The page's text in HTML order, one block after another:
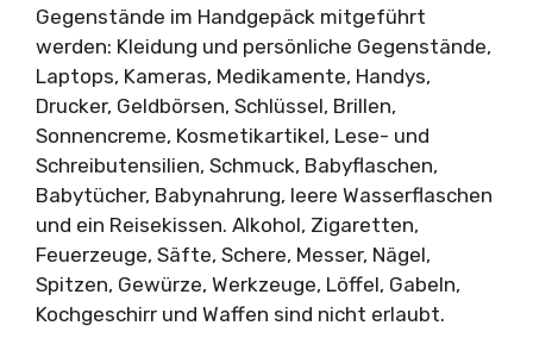
Gegenstände im Handgepäck mitgeführt
werden: Kleidung und persönliche Gegenstände,
Laptops, Kameras, Medikamente, Handys,
Drucker, Geldbörsen, Schlüssel, Brillen,
Sonnencreme, Kosmetikartikel, Lese- und
Schreibutensilien, Schmuck, Babyflaschen,
Babytücher, Babynahrung, leere Wasserflaschen
und ein Reisekissen. Alkohol, Zigaretten,
Feuerzeuge, Säfte, Schere, Messer, Nägel,
Spitzen, Gewürze, Werkzeuge, Löffel, Gabeln,
Kochgeschirr und Waffen sind nicht erlaubt.